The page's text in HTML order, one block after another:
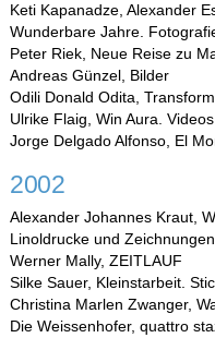
Keti Kapanadze, Alexander
Wunderbare Jahre.
Peter Riek, Neue Reise zu
Andreas Günzel, Bilder
Odili Donald Odita,
Ulrike Flaig, Win Aura.
Jorge Delgado Alfonso, El
2002
Alexander Johannes Kraut,
Linoldrucke und Zeichnungen
Werner Mally, ZEITLAUF
Silke Sauer, Kleinstarbeit.
Christina Marlen Zwanger,
Die Weissenhofer, quattro